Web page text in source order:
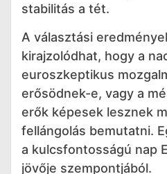
stabilitás a tét.
A választási
kirajzolódhat, hogy a
euroszkeptikus
erősödnek-e, vagy a
erők képesek lesznek
fellángolás bemutatni.
a kulcsfontosságú nap
jövője szempontjából.